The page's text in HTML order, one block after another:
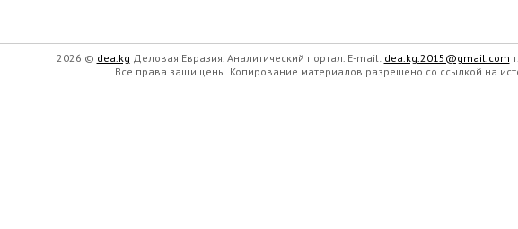
2026 © dea.kg Деловая Евразия. Аналитический портал. E-mail: dea.kg.2015@gmail.com
Все права защищены. Копирование материалов разрешено со ссылкой на